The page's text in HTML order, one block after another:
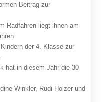
Beitrag zur
Radfahren liegt ihnen am
der 4. Klasse zur
hat in diesem Jahr die 30
Winkler, Rudi Holzer und